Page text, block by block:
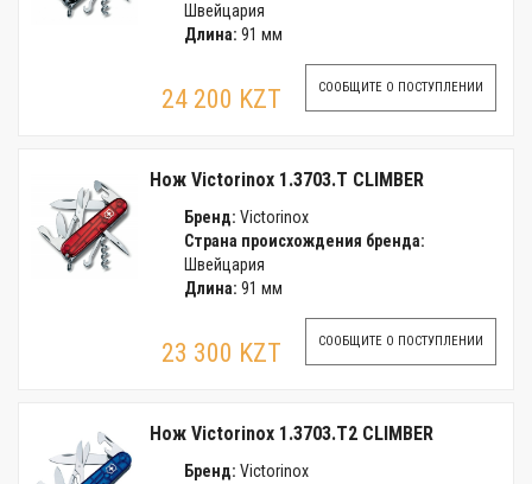
Швейцария
Длина: 91 мм
24 200 KZT СООБЩИТЕ О ПОСТУПЛЕНИИ
Нож Victorinox 1.3703.T CLIMBER
Бренд: Victorinox
Страна происхождения бренда:
Швейцария
Длина: 91 мм
23 300 KZT СООБЩИТЕ О ПОСТУПЛЕНИИ
Нож Victorinox 1.3703.T2 CLIMBER
Бренд: Victorinox